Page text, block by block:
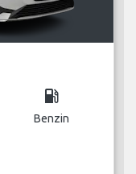
local_gas_station
Benzin